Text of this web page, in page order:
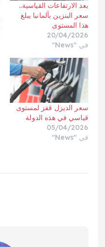
بعد الارتفاعات القياسية..
سعر البنزين بألمانيا يبلغ
هذا المستوى
20/04/2026
في "News"
سعر الديزل قفز لمستوى
قياسي في هذه الدولة
05/04/2026
في "News"